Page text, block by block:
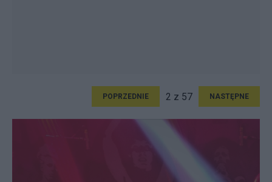
POPRZEDNIE 2 z 57 NASTĘPNE